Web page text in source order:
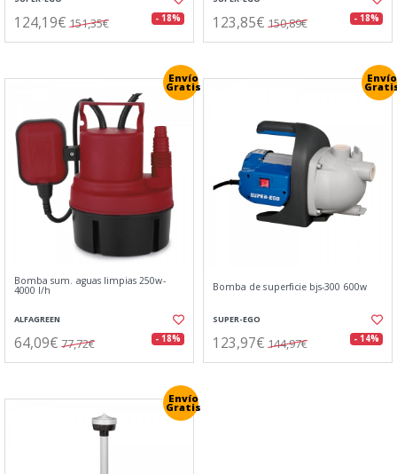
124,19€ 151,35€ - 18% 123,85€ 150,89€ - 18%
Envío
Gratis
Bomba sum. aguas limpias 250w-
4000 l/h
ALFAGREEN
64,09€ 77,72€ - 18%
Envío
Bomba de superficie bjs-300 600w
SUPER-EGO
123,97€ 144,97€ - 14%
Envío
Gratis